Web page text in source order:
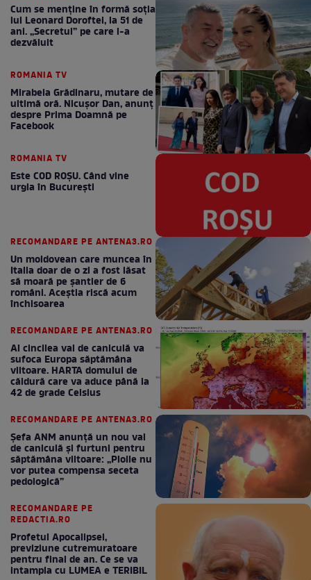
Cum se menţine în formă soţia
lui Leonard Doroftei, la 51 de
ani. „Secretul” pe care l-a
dezvăluit
ROMANIA TV
Mirabela Grădinaru, mutare de
ultimă oră. Nicuşor Dan, anunţ
despre Prima Doamnă pe
Facebook
ROMANIA TV
Este COD ROŞU. Când vine
urgia în Bucureşti
RECOMANDARE PE ANTENA3.RO
Un moldovean care muncea în
Italia doar de o zi a fost lăsat
să moară pe şantier de 6
români. Aceștia riscă acum
închisoarea
RECOMANDARE PE ANTENA3.RO
Al cincilea val de caniculă va
sufoca Europa săptămâna
viitoare. HARTA domului de
căldură care va aduce până la
42 de grade Celsius
RECOMANDARE PE ANTENA3.RO
Șefa ANM anunță un nou val
de caniculă și furtuni pentru
săptămâna viitoare: „Ploile nu
vor putea compensa seceta
pedologică”
RECOMANDARE PE
REDACTIA.RO
Profetul Apocalipsei,
previziune cutremuratoare
pentru final de an. Ce se va
intampla cu LUMEA e TERIBIL